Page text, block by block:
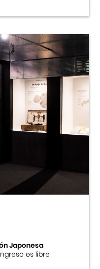
Japonesa
es libre